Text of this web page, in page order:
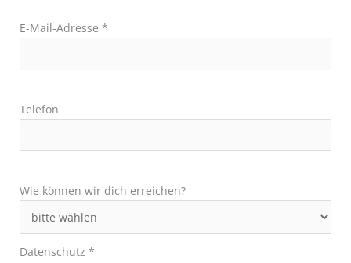
E-Mail-Adresse *
Telefon
Wie können wir dich erreichen?
Datenschutz *